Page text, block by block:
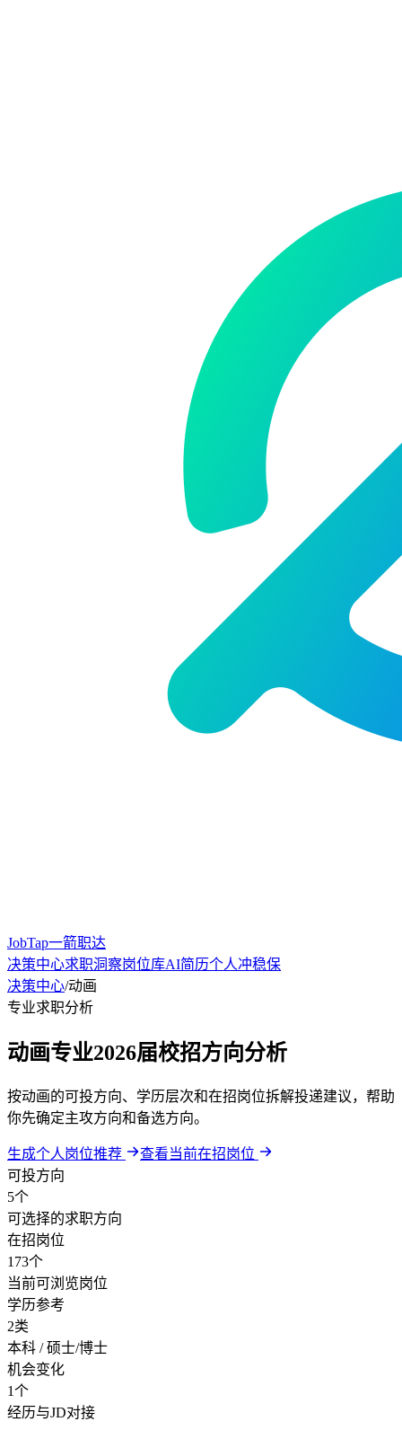
JobTap一箭职达
决策中心求职洞察岗位库AI简历个人冲稳保
决策中心/动画
专业求职分析
动画专业2026届校招方向分析
按动画的可投方向、学历层次和在招岗位拆解投递建议，帮助
你先确定主攻方向和备选方向。
生成个人岗位推荐
查看当前在招岗位
可投方向
5个
可选择的求职方向
在招岗位
173个
当前可浏览岗位
学历参考
2类
本科 / 硕士/博士
机会变化
1个
经历与JD对接